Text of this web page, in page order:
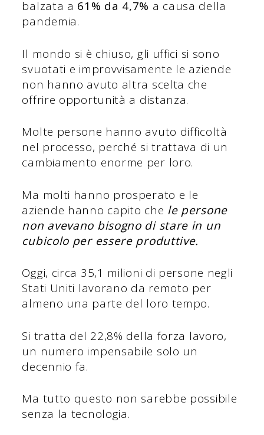
balzata a 61% da 4,7% a causa della
pandemia.
Il mondo si è chiuso, gli uffici si sono
svuotati e improvvisamente le aziende
non hanno avuto altra scelta che
offrire opportunità a distanza.
Molte persone hanno avuto difficoltà
nel processo, perché si trattava di un
cambiamento enorme per loro.
Ma molti hanno prosperato e le
aziende hanno capito che le persone
non avevano bisogno di stare in un
cubicolo per essere produttive.
Oggi, circa 35,1 milioni di persone negli
Stati Uniti lavorano da remoto per
almeno una parte del loro tempo.
Si tratta del 22,8% della forza lavoro,
un numero impensabile solo un
decennio fa.
Ma tutto questo non sarebbe possibile
senza la tecnologia.